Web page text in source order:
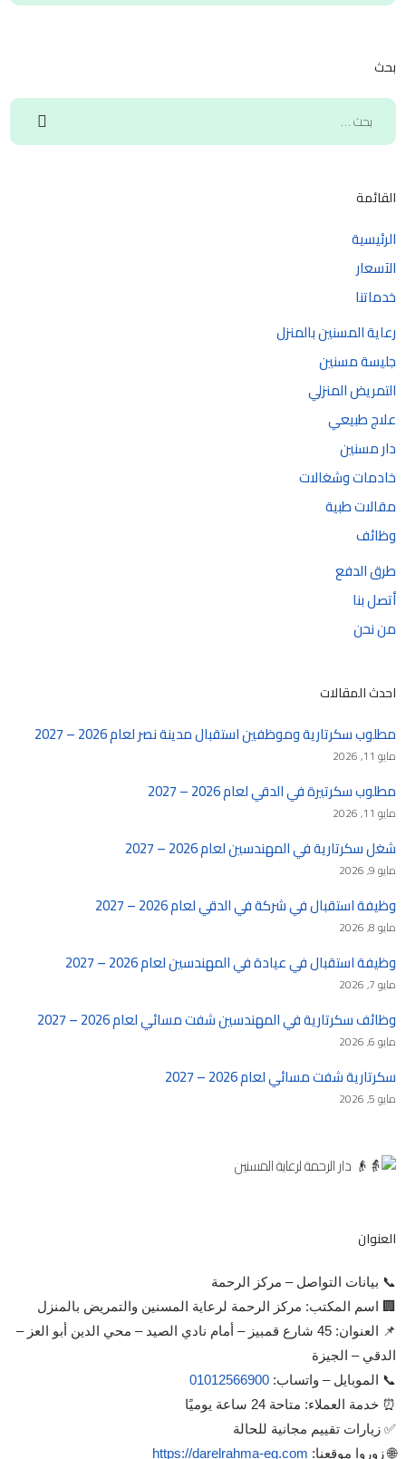
بحث
القائمة
الرئيسية
الآسعار
خدماتنا
رعاية المسنين بالمنزل
جليسة مسنين
التمريض المنزلي
علاج طبيعي
دار مسنين
خادمات وشغالات
مقالات طبية
وظائف
طرق الدفع
أتصل بنا
من نحن
احدث المقالات
مطلوب سكرتارية وموظفين استقبال مدينة نصر لعام 2026 – 2027
مايو 11, 2026
مطلوب سكرتيرة في الدقي لعام 2026 – 2027
مايو 11, 2026
شغل سكرتارية في المهندسين لعام 2026 – 2027
مايو 9, 2026
وظيفة استقبال في شركة في الدقي لعام 2026 – 2027
مايو 8, 2026
وظيفة استقبال في عيادة في المهندسين لعام 2026 – 2027
مايو 7, 2026
وظائف سكرتارية في المهندسين شفت مسائي لعام 2026 – 2027
مايو 6, 2026
سكرتارية شفت مسائي لعام 2026 – 2027
مايو 5, 2026
العنوان
📞 بيانات التواصل – مركز الرحمة
🏢 اسم المكتب: مركز الرحمة لرعاية المسنين والتمريض بالمنزل
📌 العنوان: 45 شارع قمبيز – أمام نادي الصيد – محي الدين أبو العز –
الدقي – الجيزة
📞 الموبايل – واتساب:01012566900
⏰ خدمة العملاء: متاحة 24 ساعة يوميًا
✅ زيارات تقييم مجانية للحالة
🌐 زوروا موقعنا: https://darelrahma-eg.com